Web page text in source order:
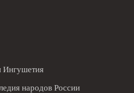
Ингушетия
народов России